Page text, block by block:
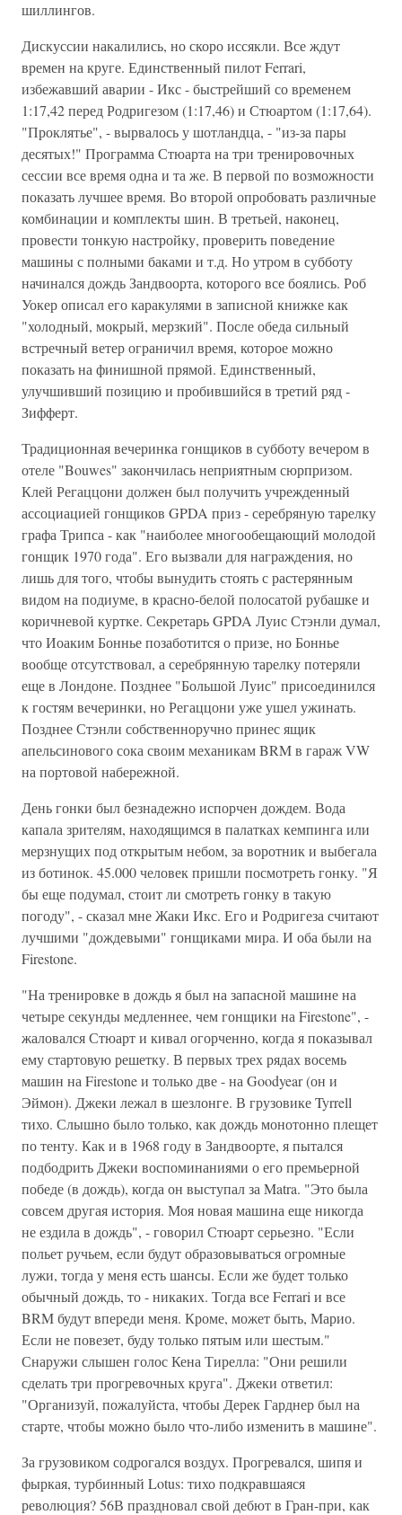
шиллингов.
Дискуссии накалились, но скоро иссякли. Все ждут
времен на круге. Единственный пилот Ferrari,
избежавший аварии - Икс - быстрейший со временем
1:17,42 перед Родригезом (1:17,46) и Стюартом (1:17,64).
"Проклятье", - вырвалось у шотландца, - "из-за пары
десятых!" Программа Стюарта на три тренировочных
сессии все время одна и та же. В первой по возможности
показать лучшее время. Во второй опробовать различные
комбинации и комплекты шин. В третьей, наконец,
провести тонкую настройку, проверить поведение
машины с полными баками и т.д. Но утром в субботу
начинался дождь Зандвоорта, которого все боялись. Роб
Уокер описал его каракулями в записной книжке как
"холодный, мокрый, мерзкий". После обеда сильный
встречный ветер ограничил время, которое можно
показать на финишной прямой. Единственный,
улучшивший позицию и пробившийся в третий ряд -
Зифферт.
Традиционная вечеринка гонщиков в субботу вечером в
отеле "Bouwes" закончилась неприятным сюрпризом.
Клей Регаццони должен был получить учрежденный
ассоциацией гонщиков GPDA приз - серебряную тарелку
графа Трипса - как "наиболее многообещающий молодой
гонщик 1970 года". Его вызвали для награждения, но
лишь для того, чтобы вынудить стоять с растерянным
видом на подиуме, в красно-белой полосатой рубашке и
коричневой куртке. Секретарь GPDA Луис Стэнли думал,
что Иоаким Боннье позаботится о призе, но Боннье
вообще отсутствовал, а серебрянную тарелку потеряли
еще в Лондоне. Позднее "Большой Луис" присоединился
к гостям вечеринки, но Регаццони уже ушел ужинать.
Позднее Стэнли собственноручно принес ящик
апельсинового сока своим механикам BRM в гараж VW
на портовой набережной.
День гонки был безнадежно испорчен дождем. Вода
капала зрителям, находящимся в палатках кемпинга или
мерзнущих под открытым небом, за воротник и выбегала
из ботинок. 45.000 человек пришли посмотреть гонку. "Я
бы еще подумал, стоит ли смотреть гонку в такую
погоду", - сказал мне Жаки Икс. Его и Родригеза считают
лучшими "дождевыми" гонщиками мира. И оба были на
Firestone.
"На тренировке в дождь я был на запасной машине на
четыре секунды медленнее, чем гонщики на Firestone", -
жаловался Стюарт и кивал огорченно, когда я показывал
ему стартовую решетку. В первых трех рядах восемь
машин на Firestone и только две - на Goodyear (он и
Эймон). Джеки лежал в шезлонге. В грузовике Tyrrell
тихо. Слышно было только, как дождь монотонно плещет
по тенту. Как и в 1968 году в Зандвоорте, я пытался
подбодрить Джеки воспоминаниями о его премьерной
победе (в дождь), когда он выступал за Matra. "Это была
совсем другая история. Моя новая машина еще никогда
не ездила в дождь", - говорил Стюарт серьезно. "Если
польет ручьем, если будут образовываться огромные
лужи, тогда у меня есть шансы. Если же будет только
обычный дождь, то - никаких. Тогда все Ferrari и все
BRM будут впереди меня. Кроме, может быть, Марио.
Если не повезет, буду только пятым или шестым."
Снаружи слышен голос Кена Тирелла: "Они решили
сделать три прогревочных круга". Джеки ответил:
"Организуй, пожалуйста, чтобы Дерек Гарднер был на
старте, чтобы можно было что-либо изменить в машине".
За грузовиком содрогался воздух. Прогревался, шипя и
фыркая, турбинный Lotus: тихо подкравшаяся
революция? 56В праздновал свой дебют в Гран-при, как